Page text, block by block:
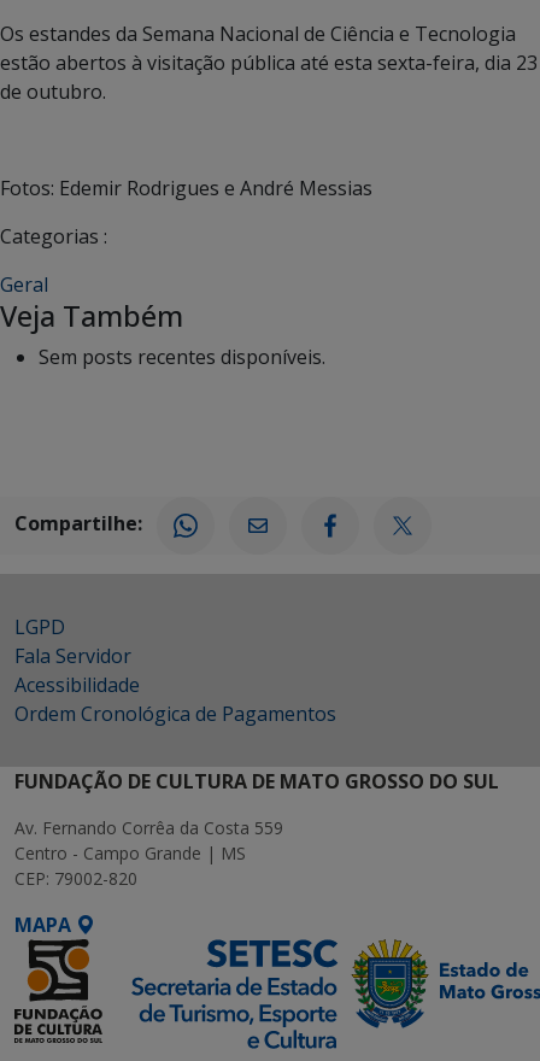
Os estandes da Semana Nacional de Ciência e Tecnologia
estão abertos à visitação pública até esta sexta-feira, dia 23
de outubro.
Fotos: Edemir Rodrigues e André Messias
Categorias :
Geral
Veja Também
Sem posts recentes disponíveis.
Compartilhe:
LGPD
Fala Servidor
Acessibilidade
Ordem Cronológica de Pagamentos
FUNDAÇÃO DE CULTURA DE MATO GROSSO DO SUL
Av. Fernando Corrêa da Costa 559
Centro - Campo Grande | MS
CEP: 79002-820
MAPA